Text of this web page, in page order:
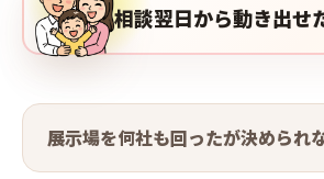
相談翌日から動き出せ
展示場を何社も回ったが決められ